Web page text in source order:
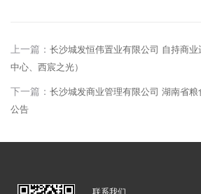
上一篇： 长沙城发恒伟置业有限公司 自持商
中心、西宸之光）
下一篇： 长沙城发商业管理有限公司 湖南省
公告
联系我们